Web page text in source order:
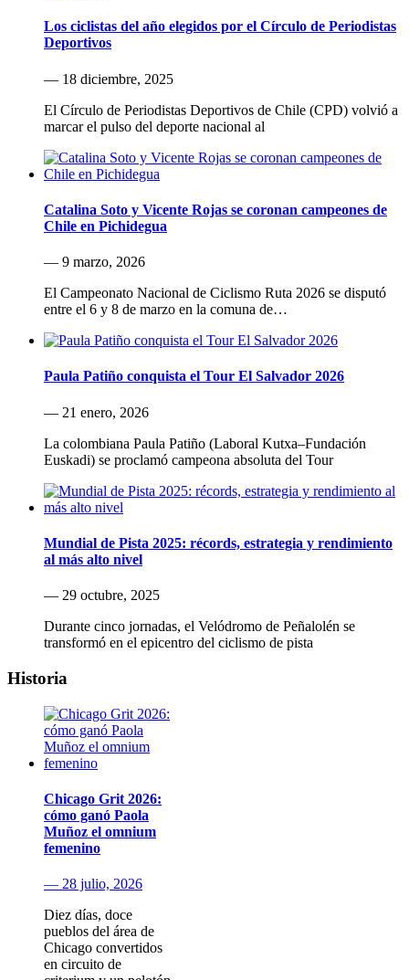
Los ciclistas del año elegidos por el Círculo de Periodistas
Deportivos
— 18 diciembre, 2025
El Círculo de Periodistas Deportivos de Chile (CPD) volvió a
marcar el pulso del deporte nacional al
Catalina Soto y Vicente Rojas se coronan campeones de
Chile en Pichidegua
— 9 marzo, 2026
El Campeonato Nacional de Ciclismo Ruta 2026 se disputó
entre el 6 y 8 de marzo en la comuna de…
Paula Patiño conquista el Tour El Salvador 2026
— 21 enero, 2026
La colombiana Paula Patiño (Laboral Kutxa–Fundación
Euskadi) se proclamó campeona absoluta del Tour
Mundial de Pista 2025: récords, estrategia y rendimiento
al más alto nivel
— 29 octubre, 2025
Durante cinco jornadas, el Velódromo de Peñalolén se
transformó en el epicentro del ciclismo de pista
Historia
Chicago Grit 2026:
cómo ganó Paola
Muñoz el omnium
femenino
— 28 julio, 2026
Diez días, doce
pueblos del área de
Chicago convertidos
en circuito de